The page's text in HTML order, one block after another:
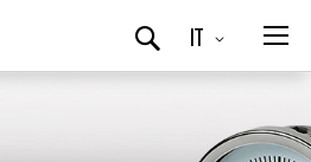
Lingua
IT
Ricerca